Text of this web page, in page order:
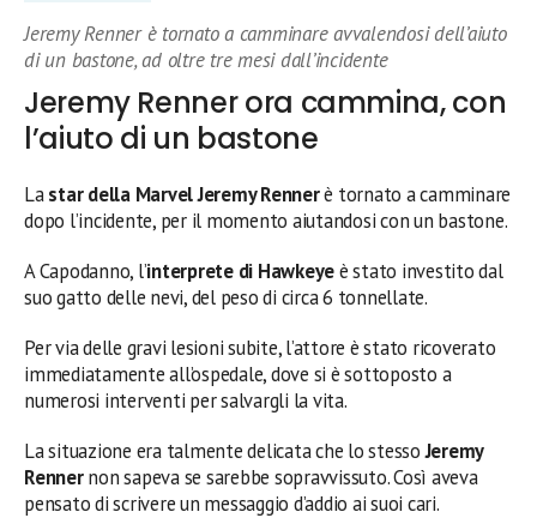
Jeremy Renner è tornato a camminare avvalendosi dell’aiuto
di un bastone, ad oltre tre mesi dall’incidente
Jeremy Renner ora cammina, con
l’aiuto di un bastone
Lastar della Marvel Jeremy Rennerè tornato a camminare
dopo l’incidente, per il momento aiutandosi con un bastone.
A Capodanno, l’interprete di Hawkeyeè stato investito dal
suo gatto delle nevi, del peso di circa 6 tonnellate.
Per via delle gravi lesioni subite, l’attore è stato ricoverato
immediatamente all’ospedale, dove si è sottoposto a
numerosi interventi per salvargli la vita.
La situazione era talmente delicata che lo stessoJeremy
Rennernon sapeva se sarebbe sopravvissuto. Così aveva
pensato di scrivere un messaggio d’addio ai suoi cari.